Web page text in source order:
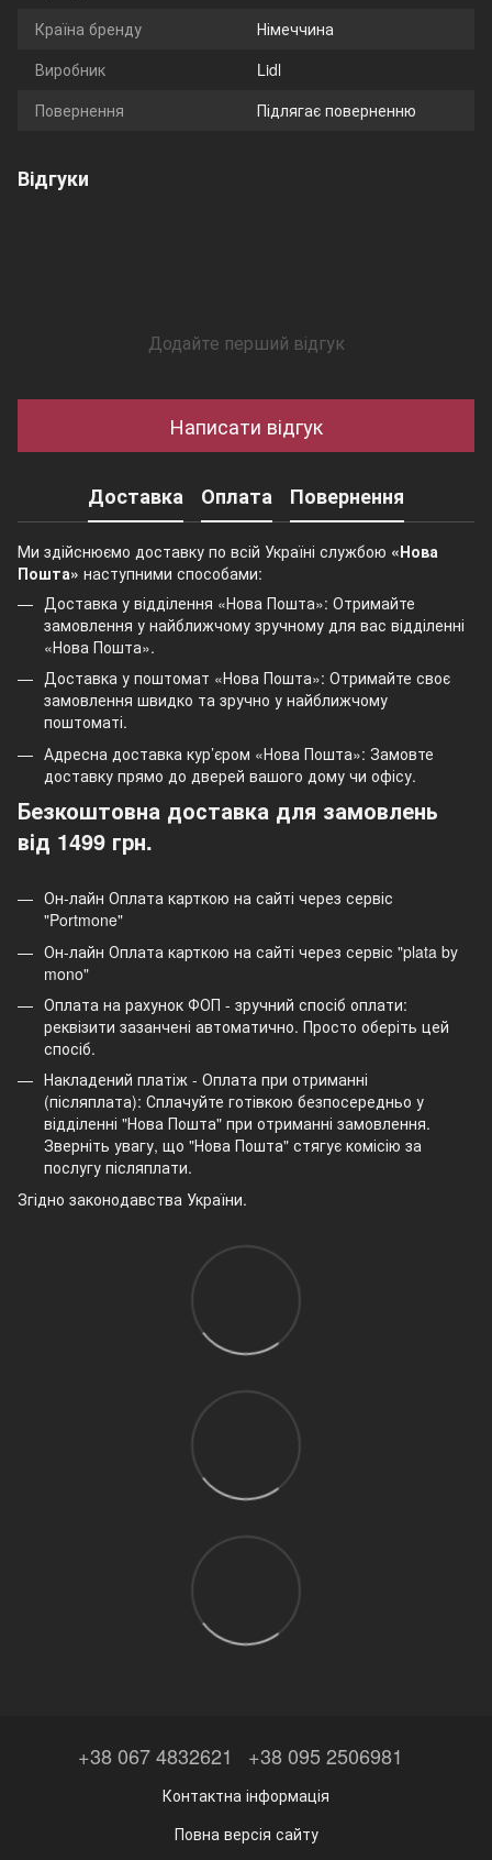
Країна бренду
Німеччина
Виробник
Lidl
Повернення
Підлягає поверненню
Відгуки
Додайте перший відгук
Написати відгук
Доставка Оплата Повернення
Ми здійснюємо доставку по всій Україні службою «Нова
Пошта» наступними способами:
Доставка у відділення «Нова Пошта»: Отримайте
замовлення у найближчому зручному для вас відділенні
«Нова Пошта».
Доставка у поштомат «Нова Пошта»: Отримайте своє
замовлення швидко та зручно у найближчому
поштоматі.
Адресна доставка кур’єром «Нова Пошта»: Замовте
доставку прямо до дверей вашого дому чи офісу.
Безкоштовна доставка для замовлень
від 1499 грн.
Он-лайн Оплата карткою на сайті через сервіс
"Portmone"
Он-лайн Оплата карткою на сайті через сервіс "plata by
mono"
Оплата на рахунок ФОП - зручний спосіб оплати:
реквізити зазанчені автоматично. Просто оберіть цей
спосіб.
Накладений платіж - Оплата при отриманні
(післяплата): Сплачуйте готівкою безпосередньо у
відділенні "Нова Пошта" при отриманні замовлення.
Зверніть увагу, що "Нова Пошта" стягує комісію за
послугу післяплати.
Згідно законодавства України.
+38 067 4832621 +38 095 2506981
Контактна інформація
Повна версія сайту